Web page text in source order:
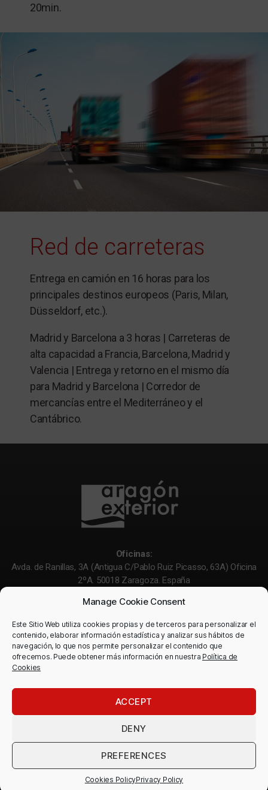
Manage Cookie Consent
Este Sitio Web utiliza cookies propias y de terceros para personalizar el
contenido, elaborar información estadística y analizar sus hábitos de
navegación, lo que nos permite personalizar el contenido que
ofrecemos. Puede obtener más información en nuestra Política de
Cookies
ACCEPT
DENY
PREFERENCES
Cookies PolicyPrivacy Policy
20min.
Red de carreteras
Entrega en camión en 16 horas para los
principales destinos europeos (Paris, Milan,
Düsseldorf, etc.).
Madrid y Barcelona a 3 horas | Carreteras de
alta capacidad a Francia, Barcelona, Madrid y
Valencia | Entrega y retorno en el mismo día
para Madrid y Barcelona | Corredor de
mercancías entre el Mediterráneo y el
Cantábrico.
Oficinas:
Avda. de Ranillas, 3A (Antigua C/Pablo Ruiz Picasso, 63A) Oficina
2ºA. 50018 Zaragoza. España
Teléfono:+34 976 221 571
Email:invest@investinaragon.com
Enlaces útiles:
Privacy Policy